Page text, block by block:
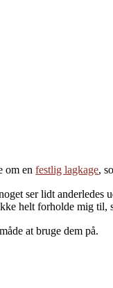
om enfestlig lagkage,
ser lidt anderledes
helt forholde mig til,
at bruge dem på.